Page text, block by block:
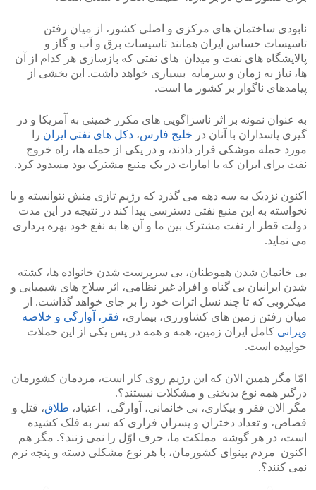
نابودی ساختمان های مرکزی و اصلی کشور، از میان رفتن
تاسیسات حساس ایران همانند تاسیسات برق و آب و گاز و
پالایشگاه های نفت و میدان های نفتی که بازسازی هر کدام از آن
ها، نیاز به زمان و سرمایه بسیاری خواهد داشت. این بخشی از
پیامدهای ناگوار بر کشور ما است.
به عنوان نمونه بر اثر ناسزاگویی های مکرر خمینی به آمریکا و در
گیری پاسداران با آنان در خلیج فارس، دکل های نفتی ایران را
مورد حمله موشکی قرار دادند، و در یکی از حمله ها، راه خروج
نفت برای ایران که با امارات در یک منبع مشترک بود مسدود کرد.
اکنون نزدیک به سه دهه می گذرد که رژیم تازی منش نتوانسته و یا
نخواسته به این منبع نفتی دسترسی پیدا کند در نتیجه در این مدت
دولت قطر از نفت مشترک بین ما و آن ها به نفع خود بهره برداری
می نماید.
بی خانمان شدن هموطنان، بی سرپرست شدن خانواده ها، کشته
شدن ایرانیان بی گناه و افراد غیر نظامی، اثر سلاح های شیمیایی و
میکروبی که تا چند نسل اثرات خود را بر جای خواهد گذاشت. از
میان رفتن زمین های کشاورزی، بیماری، فقر، آوارگی و خلاصه
ویرانی کامل ایران زمین، همه و همه در پس یکی از این حملات
خوابیده است.
امّا مگر همین الان که این رژیم روی کار است، مردمان کشورمان
درگیر همه نوع بدبختی و مشکلات نیستند؟.
مگر الان فقر و بیکاری، بی خانمانی، آوارگی، اعتیاد، طلاق، قتل و
قصاص، و تعداد دختران و پسران فراری که سر به فلک کشیده
است، در هر گوشه مملکت ما، حرف اوّل را نمی زنند؟. مگر هم
اکنون مردم بینوای کشورمان، با هر نوع مشکلی دسته و پنجه نرم
نمی کنند؟.